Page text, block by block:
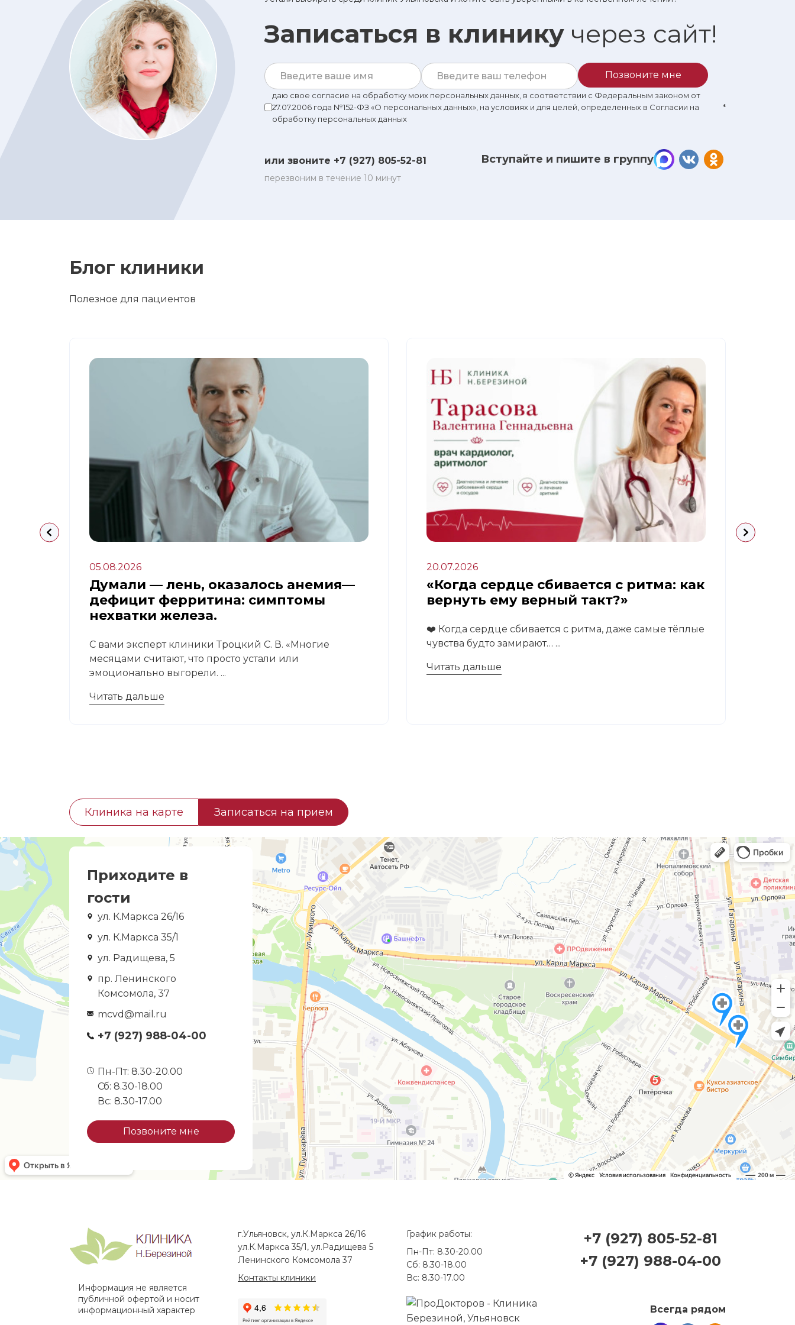
Записаться в клинику через сайт!
даю свое согласие на обработку моих персональных данных, в соответствии с Федеральным законом от
27.07.2006 года №152-ФЗ «О персональных данных», на условиях и для целей, определенных в Согласии на
обработку персональных данных
*
Позвоните мне
или звоните +7 (927) 805-52-81
перезвоним в течение 10 минут
Вступайте и пишите в группу
Блог клиники
Полезное для пациентов
05.08.2026
Думали — лень, оказалось анемия—
дефицит ферритина: симптомы
нехватки железа.
С вами эксперт клиники Троцкий С. В. «Многие
месяцами считают, что просто устали или
эмоционально выгорели. ...
Читать дальше
20.07.2026
«Когда сердце сбивается с ритма: как
вернуть ему верный такт?»
❤️ Когда сердце сбивается с ритма, даже самые тёплые
чувства будто замирают… ...
Читать дальше
Клиника на карте Записаться на прием
Приходите в
гости
ул. К.Маркса 26/16
ул. К.Маркса 35/1
ул. Радищева, 5
пр. Ленинского
Комсомола, 37
mcvd@mail.ru
+7 (927) 988-04-00
Пн-Пт: 8.30-20.00
Сб: 8.30-18.00
Вс: 8.30-17.00
Позвоните мне
Информация не является
публичной офертой и носит
информационный характер
г.Ульяновск, ул.К.Маркса 26/16
ул.К.Маркса 35/1, ул.Радищева 5
Ленинского Комсомола 37
Контакты клиники
График работы:
Пн-Пт: 8.30-20.00
Сб: 8.30-18.00
Вс: 8.30-17.00
+7 (927) 805-52-81
+7 (927) 988-04-00
Всегда рядом